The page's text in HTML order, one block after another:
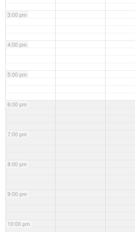
3:00 pm
4:00 pm
5:00 pm
6:00 pm
7:00 pm
8:00 pm
9:00 pm
10:00 pm